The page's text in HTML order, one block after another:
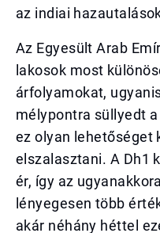
az indiai
Az Egyesült Arab
lakosok most
árfolyamokat,
mélypontra süllyedt
ez olyan lehetőséget
elszalasztani. A Dh1
ér, így az
lényegesen több
akár néhány héttel